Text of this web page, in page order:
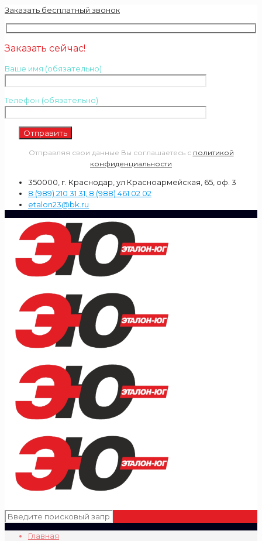
Заказать бесплатный звонок
Заказать сейчас!
Ваше имя (обязательно)
Телефон (обязательно)
Отправляя свои данные Вы соглашаетесь с политикой
конфиденциальности
350000, г. Краснодар, ул Красноармейская, 65, оф. 3
8 (989) 210 31 31, 8 (988) 461 02 02
etalon23@bk.ru
Главная